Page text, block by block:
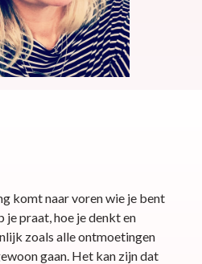
komt naar voren wie je bent
je praat, hoe je denkt en
zoals alle ontmoetingen
gaan. Het kan zijn dat